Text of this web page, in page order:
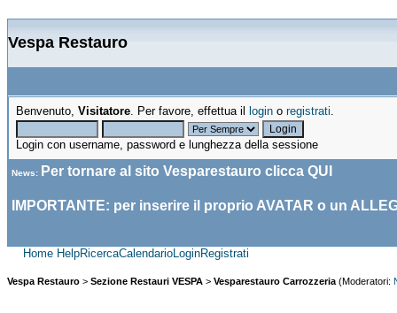
Vespa Restauro
Benvenuto, Visitatore. Per favore, effettua il login o registrati.
Login con username, password e lunghezza della sessione
News: Per tornare al sito Vesparestauro clicca QUI
IMPORTANTE: per inserire il proprio AVATAR o un
Home HelpRicercaCalendarioLoginRegistrati
Vespa Restauro > Sezione Restauri VESPA > Vesparestauro Carrozzeria (Moderatori: